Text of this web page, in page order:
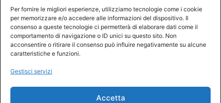
Per fornire le migliori esperienze, utilizziamo tecnologie come i cookie
per memorizzare e/o accedere alle informazioni del dispositivo. Il
consenso a queste tecnologie ci permetterà di elaborare dati come il
comportamento di navigazione o ID unici su questo sito. Non
acconsentire o ritirare il consenso può influire negativamente su alcune
caratteristiche e funzioni.
Gestisci servizi
Accetta
DIVENTA SOCIO AIFI
RINNOVA
RISERVATA